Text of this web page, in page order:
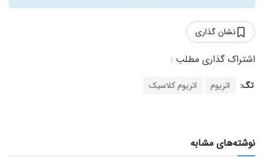
نشان گذاری
تگ: اتریوم اتریوم کلاسیک
نوشته‌های مشابه